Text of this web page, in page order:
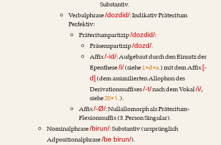
Substantiv.
Verbalphrase/dozdid/: Indikativ Präteritum
Perfektiv:
Präteritumpartizip/dozdid/:
Präsenspartizip/dozd/.
Affix/-id/: Aufgebaut durch den Einsatz der
Epenthese/i/(siehe1•d•a.) mit dem Affix[-
d](dem assimilierten Allophon des
Derivationssuffixes/-t/nach dem Vokal/i/,
siehe20•۱.).
Affix/-Ø/: Nullallomorph als Präteritum-
Flexionssuffix (3. Person Singular).
Nominalphrase/birun/: Substantiv (ursprünglich
Adpositionalphrase/be birun/).